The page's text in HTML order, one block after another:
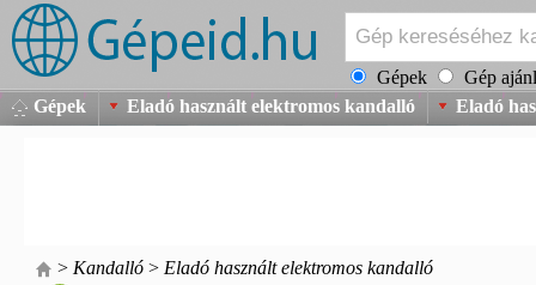
Gépek
Gép
Gépek
Eladó használt elektromos kandalló Eladó
> Kandalló > Eladó használt elektromos kandalló